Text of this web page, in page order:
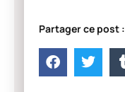
Partager ce post :